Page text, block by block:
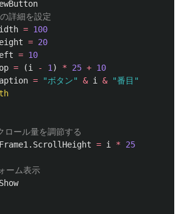
詳細を設定
= 100
= 20
= 10
= (i - 1 ) * 25 + 10
= "ボタン" & i &
"番目"
ロール量を調節する
Frame1 . ScrollHeight = i * 25
ーム表示
Show